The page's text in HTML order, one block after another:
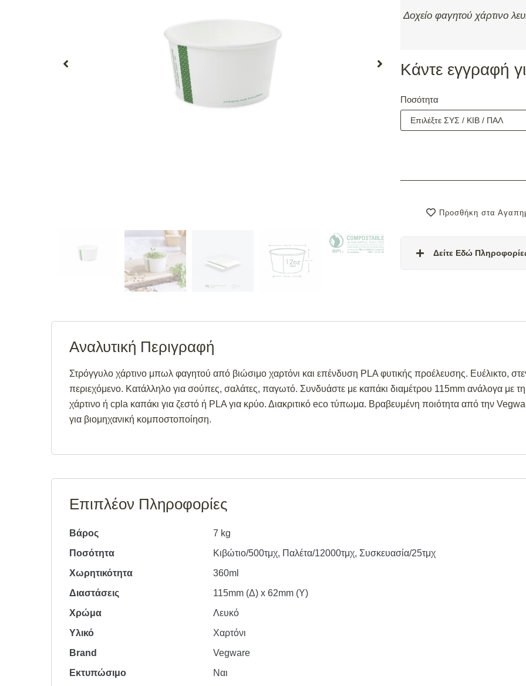
Δοχείο φαγητού χάρτινο
Κάντε εγγραφή
Ποσότητα
Προσθήκη στα
Δείτε Εδώ
4 εβδομάδες από την
Για περισσότερες
998
Αναλυτική Περιγραφή
Στρόγγυλο χάρτινο μπωλ φαγητού από βιώσιμο χαρτόνι και επένδυση PLA φυτικής προέλευσης. Ευέλικτο,
περιεχόμενο. Κατάλληλο για σούπες, σαλάτες, παγωτό. Συνδυάστε με καπάκι διαμέτρου 115mm ανάλογα με
χάρτινο ή cpla καπάκι για ζεστό ή PLA για κρύο. Διακριτικό eco τύπωμα. Βραβευμένη ποιότητα από την
για βιομηχανική κομποστοποίηση.
Επιπλέον Πληροφορίες
Βάρος
7 kg
Ποσότητα
Κιβώτιο/500τμχ, Παλέτα/12000τμχ, Συσκευασία/25τμχ
Χωρητικότητα
360ml
Διαστάσεις
115mm (Δ) x 62mm (Υ)
Χρώμα
Λευκό
Υλικό
Χαρτόνι
Brand
Vegware
Εκτυπώσιμο
Ναι